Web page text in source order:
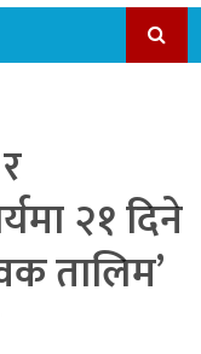
२१ दिने
तालिम’